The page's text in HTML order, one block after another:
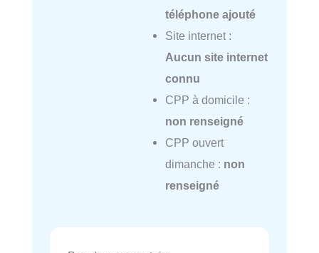
téléphone ajouté
Site internet :
Aucun site internet
connu
CPP à domicile :
non renseigné
CPP ouvert
dimanche : non
renseigné